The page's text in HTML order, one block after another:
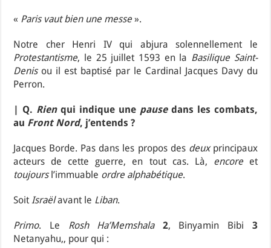
« Paris vaut bien une messe».
Notre cher Henri IV qui abjura solennellement le
Protestantisme, le 25 juillet 1593 en la Basilique Saint-
Denisou il est baptisé par le Cardinal Jacques Davy du
Perron.
| Q. Rienqui indique une pausedans les combats,
au Front Nord, j’entends ?
Jacques Borde. Pas dans les propos des deuxprincipaux
acteurs de cette guerre, en tout cas. Là, encoreet
toujoursl’immuable ordre alphabétique.
Soit Israëlavant le Liban.
Primo. Le Rosh Ha’Memshala 2, Binyamin Bibi 3
Netanyahu,, pour qui :